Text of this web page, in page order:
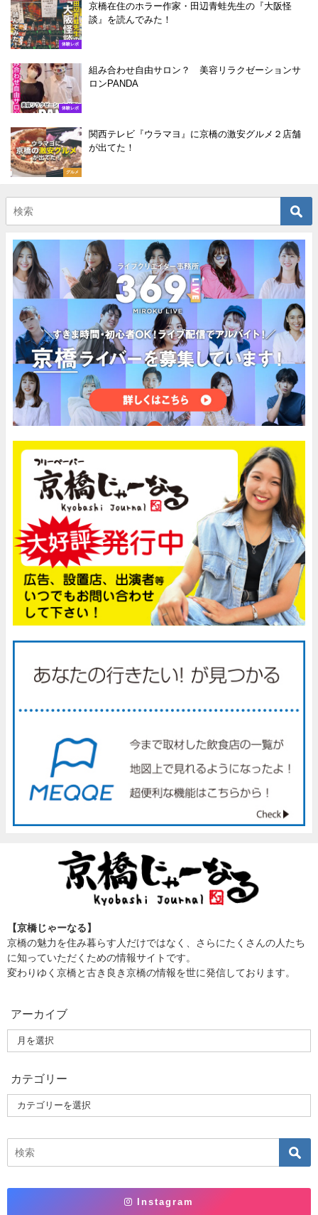
体験レポ
京橋在住のホラー作家・田辺青蛙先生の『大阪怪
談』を読んでみた！
体験レポ
組み合わせ自由サロン？ 美容リラクゼーションサ
ロンPANDA
グルメ
関西テレビ『ウラマヨ』に京橋の激安グルメ２店舗
が出てた！
【京橋じゃーなる】
京橋の魅力を住み暮らす人だけではなく、さらにたくさんの人たち
に知っていただくための情報サイトです。
変わりゆく京橋と古き良き京橋の情報を世に発信しております。
アーカイブ
カテゴリー
Instagram